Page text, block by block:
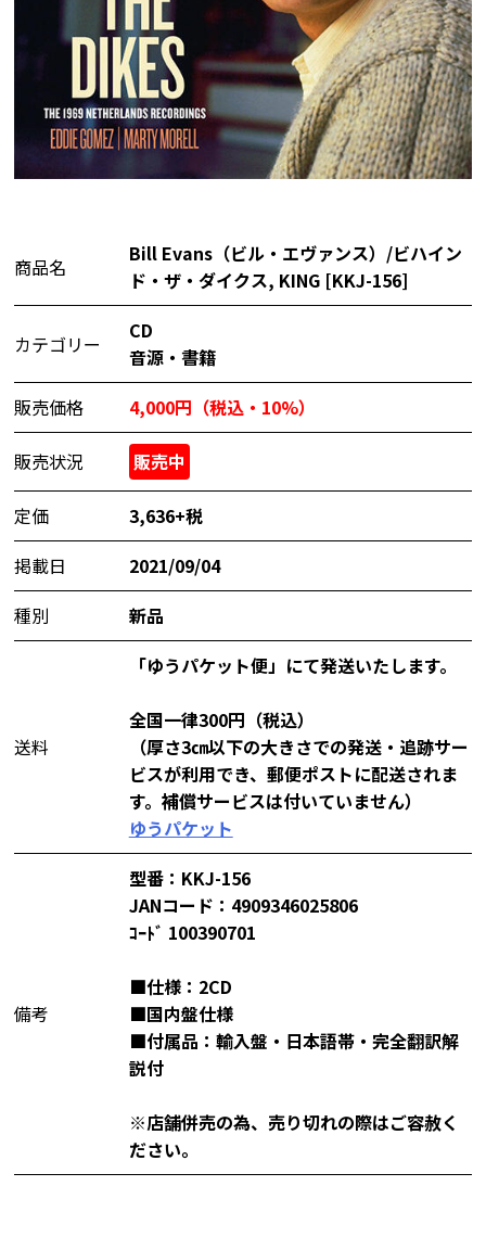
商品名
Bill Evans（ビル・エヴァンス）/ビハイン
ド・ザ・ダイクス, KING [KKJ-156]
カテゴリー
CD
音源・書籍
販売価格
4,000円（税込・10%）
販売状況 販売中
定価
3,636+税
掲載日
2021/09/04
種別
新品
送料
「ゆうパケット便」にて発送いたします。
全国一律300円（税込）
（厚さ3㎝以下の大きさでの発送・追跡サー
ビスが利用でき、郵便ポストに配送されま
す。補償サービスは付いていません）
ゆうパケット
備考
型番：KKJ-156
JANコード：4909346025806
ｺｰﾄﾞ 100390701
■仕様：2CD
■国内盤仕様
■付属品：輸入盤・日本語帯・完全翻訳解
説付
※店舗併売の為、売り切れの際はご容赦く
ださい。